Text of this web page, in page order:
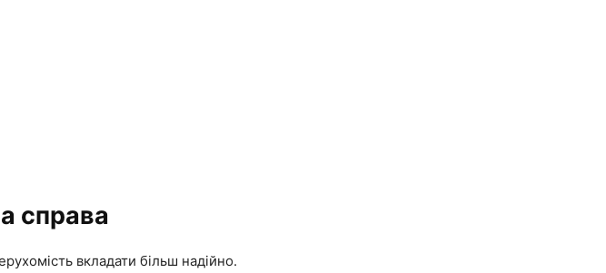
справа
вкладати більш надійно.